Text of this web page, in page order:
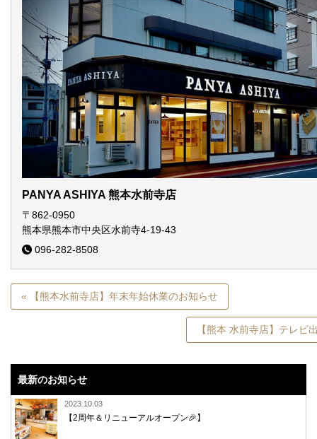
PANYA ASHIYA 熊本水前寺店
〒862-0950
熊本県熊本市中央区水前寺4-19-43
096-282-8508
« 【熊本水前寺店】年末年始休業のお知らせ
【熊本 水前寺店】テレビ
最新のお知らせ
2023.10.03
【2周年＆リニューアルオープン🎉】